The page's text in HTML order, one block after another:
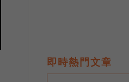
即時熱門文章